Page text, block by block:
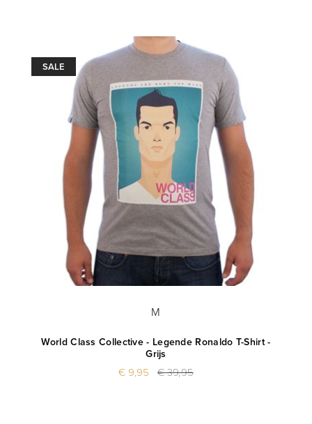
SALE
M
World Class Collective - Legende Ronaldo T-Shirt -
Grijs
€ 9,95 € 39,95